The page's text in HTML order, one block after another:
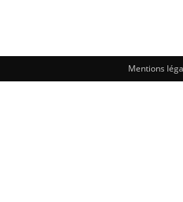
Mentions